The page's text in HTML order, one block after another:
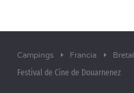
Campings Francia
Festival de Cine de Douarnenez